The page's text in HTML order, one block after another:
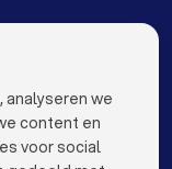
Niel
we
content en
voor social